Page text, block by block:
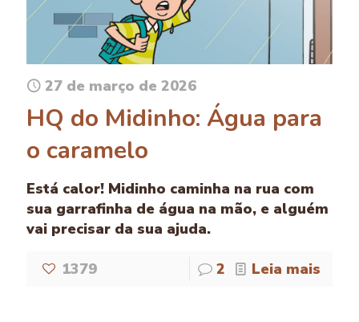
27 de março de 2026
HQ do Midinho: Água para
o caramelo
Está calor! Midinho caminha na rua com
sua garrafinha de água na mão, e alguém
vai precisar da sua ajuda.
1379 2 Leia mais